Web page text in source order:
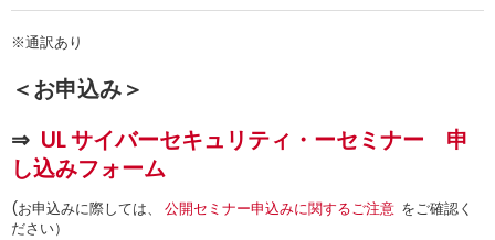
※通訳あり
＜お申込み＞
⇒ UL サイバーセキュリティ・ーセミナー 申
し込みフォーム
(お申込みに際しては、 公開セミナー申込みに関するご注意 をご確認く
ださい）